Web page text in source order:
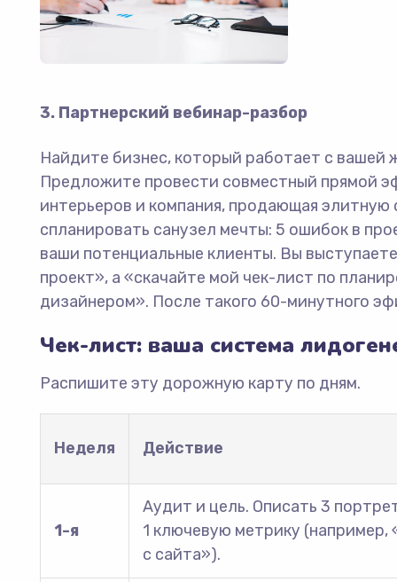
3. Партнерский вебинар-разбор
Найдите бизнес, который работает с вашей
Предложите провести совместный прямой
интерьеров и компания, продающая
спланировать санузел мечты: 5 ошибок в
ваши потенциальные клиенты. Вы
проект», а «скачайте мой чек-лист по
дизайнером». После такого 60-минутного
Чек-лист: ваша система
Распишите эту дорожную карту по дням.
Неделя Действие
1-я
Аудит и цель. Описать 3
1 ключевую метрику (например,
с сайта»).